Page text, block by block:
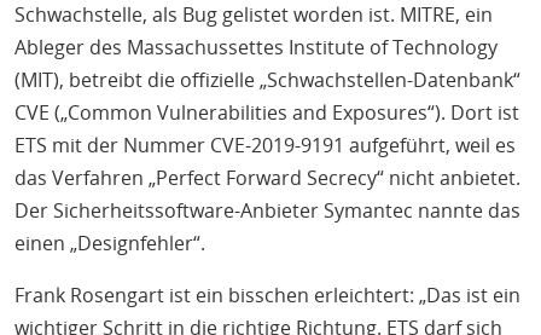
Schwachstelle, als Bug gelistet worden ist. MITRE, ein
Ableger des Massachussettes Institute of Technology
(MIT), betreibt die offizielle „Schwachstellen-Datenbank“
CVE („Common Vulnerabilities and Exposures“). Dort ist
ETS mit der Nummer CVE-2019-9191 aufgeführt, weil es
das Verfahren „Perfect Forward Secrecy“ nicht anbietet.
Der Sicherheitssoftware-Anbieter Symantec nannte das
einen „Designfehler“.
Frank Rosengart ist ein bisschen erleichtert: „Das ist ein
wichtiger Schritt in die richtige Richtung. ETS darf sich